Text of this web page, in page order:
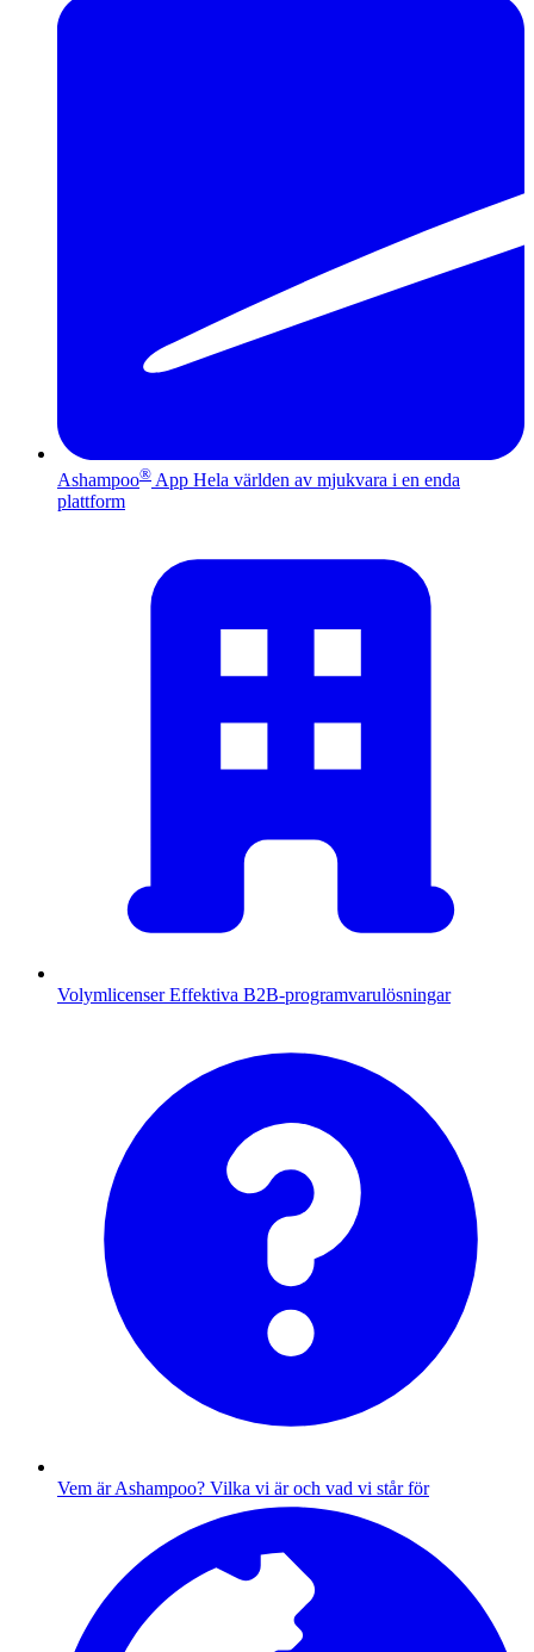
Ashampoo® App Hela världen av mjukvara i en enda
plattform
Volymlicenser Effektiva B2B-programvarulösningar
Vem är Ashampoo? Vilka vi är och vad vi står för